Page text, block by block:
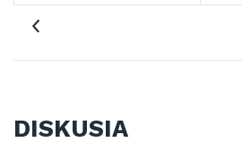
DISKUSIA